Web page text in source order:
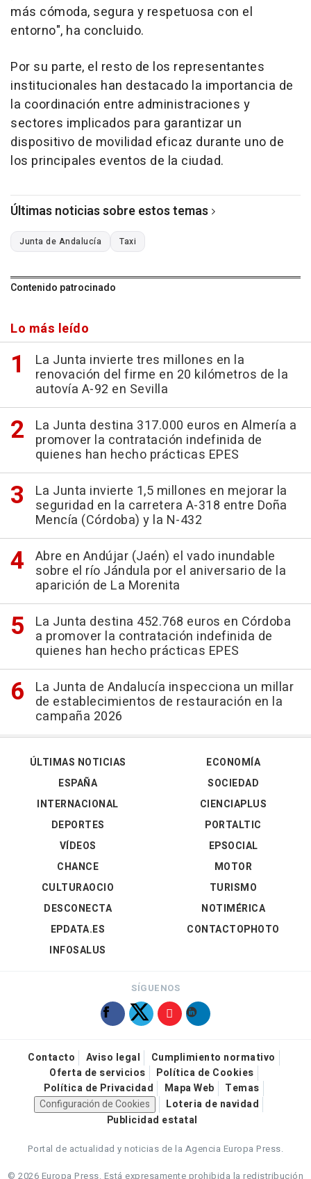
más cómoda, segura y respetuosa con el
entorno", ha concluido.
Por su parte, el resto de los representantes
institucionales han destacado la importancia de
la coordinación entre administraciones y
sectores implicados para garantizar un
dispositivo de movilidad eficaz durante uno de
los principales eventos de la ciudad.
Últimas noticias sobre estos temas
Junta de Andalucía Taxi
Contenido patrocinado
Lo más leído
La Junta invierte tres millones en la
renovación del firme en 20 kilómetros de la
autovía A-92 en Sevilla
La Junta destina 317.000 euros en Almería a
promover la contratación indefinida de
quienes han hecho prácticas EPES
La Junta invierte 1,5 millones en mejorar la
seguridad en la carretera A-318 entre Doña
Mencía (Córdoba) y la N-432
Abre en Andújar (Jaén) el vado inundable
sobre el río Jándula por el aniversario de la
aparición de La Morenita
La Junta destina 452.768 euros en Córdoba
a promover la contratación indefinida de
quienes han hecho prácticas EPES
La Junta de Andalucía inspecciona un millar
de establecimientos de restauración en la
campaña 2026
ÚLTIMAS NOTICIAS
ESPAÑA
INTERNACIONAL
DEPORTES
VÍDEOS
ECONOMÍA
SOCIEDAD
CIENCIAPLUS
PORTALTIC
EPSOCIAL
CHANCE
CULTURAOCIO
DESCONECTA
EPDATA.ES
INFOSALUS
MOTOR
TURISMO
NOTIMÉRICA
CONTACTOPHOTO
SÍGUENOS
Contacto Aviso legal
Cumplimiento normativo
Oferta de servicios
Política de Cookies
Política de Privacidad
Mapa Web
Temas
Configuración de Cookies
Loteria de navidad
Publicidad estatal
Portal de actualidad y noticias de la Agencia Europa Press.
© 2026 Europa Press. Está expresamente prohibida la redistribución